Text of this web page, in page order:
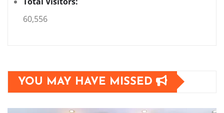
60,556
YOU MAY HAVE MISSED